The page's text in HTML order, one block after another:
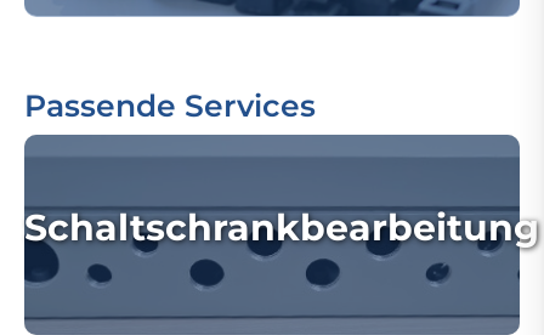
Passende Services
Schaltschrankbearbeitung